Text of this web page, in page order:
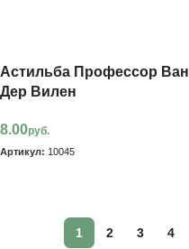
Астильба Профессор Ван
Дер Вилен
8.00руб.
Артикул: 10045
1 2 3 4